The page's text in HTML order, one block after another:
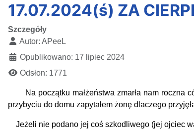
17.07.2024(ś) ZA
Szczegóły
Autor: APeeL
Opublikowano: 17 lipiec 2024
Odsłon: 1771
Na początku małżeństwa zmarła nam
przybyciu do domu zapytałem żonę dlaczego
Jeżeli nie podano jej coś szkodliwego (jej ojciec